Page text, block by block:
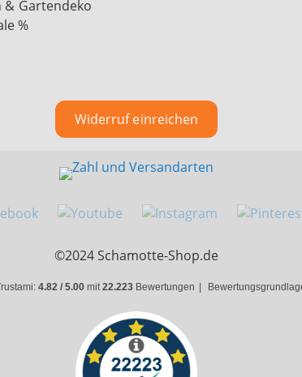
& Gartendeko
%
Widerruf einreichen
©2024 Schamotte-Shop.de
4.82 / 5.00mit22.223 Bewertungen